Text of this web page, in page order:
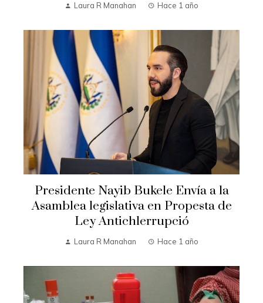
Laura R Manahan Hace 1 año
Presidente Nayib Bukele Envía a la
Asamblea legislativa en Propesta de
Ley Antichlerrupció
Laura R Manahan Hace 1 año